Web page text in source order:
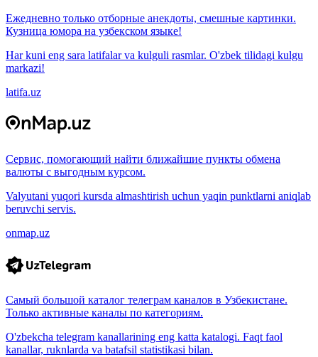
Ежедневно только отборные анекдоты, смешные картинки.
Кузница юмора на узбекском языке!
Har kuni eng sara latifalar va kulguli rasmlar. O'zbek tilidagi kulgu
markazi!
latifa.uz
Сервис, помогающий найти ближайшие пункты обмена
валюты с выгодным курсом.
Valyutani yuqori kursda almashtirish uchun yaqin punktlarni aniqlab
beruvchi servis.
onmap.uz
Самый большой каталог телеграм каналов в Узбекистане.
Только активные каналы по категориям.
O'zbekcha telegram kanallarining eng katta katalogi. Faqt faol
kanallar, ruknlarda va batafsil statistikasi bilan.